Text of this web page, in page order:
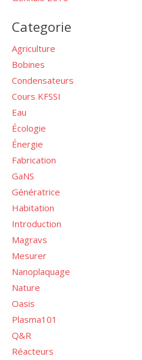
Categorie
Agriculture
Bobines
Condensateurs
Cours KFSSI
Eau
Écologie
Énergie
Fabrication
GaNS
Génératrice
Habitation
Introduction
Magravs
Mesurer
Nanoplaquage
Nature
Oasis
Plasma101
Q&R
Réacteurs